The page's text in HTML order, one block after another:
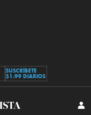
SUSCRÍBETE
$1.99 DIARIOS